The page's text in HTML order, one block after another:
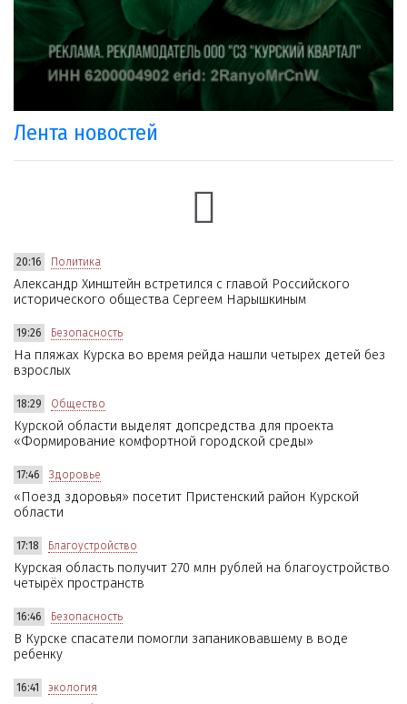
Лента новостей
20:16 Политика
Александр Хинштейн встретился с главой Российского
исторического общества Сергеем Нарышкиным
19:26 Безопасность
На пляжах Курска во время рейда нашли четырех детей без
взрослых
18:29 Общество
Курской области выделят допсредства для проекта
«Формирование комфортной городской среды»
17:46 Здоровье
«Поезд здоровья» посетит Пристенский район Курской
области
17:18 Благоустройство
Курская область получит 270 млн рублей на благоустройство
четырёх пространств
16:46 Безопасность
В Курске спасатели помогли запаниковавшему в воде
ребенку
16:41 экология